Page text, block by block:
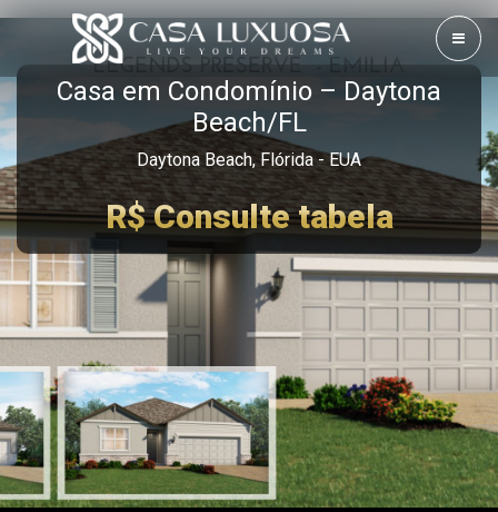
Casa em Condomínio – Daytona
Beach/FL
Daytona Beach, Flórida - EUA
R$ Consulte tabela